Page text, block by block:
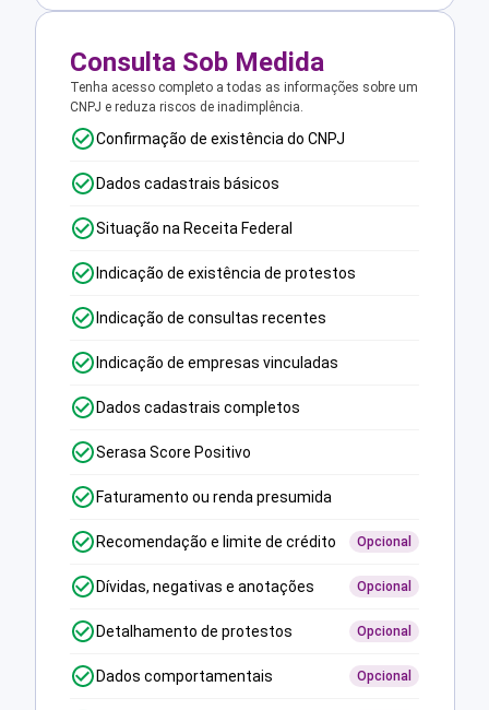
Consulta Sob Medida
Tenha acesso completo a todas as informações sobre um
CNPJ e reduza riscos de inadimplência.
Confirmação de existência do CNPJ
Dados cadastrais básicos
Situação na Receita Federal
Indicação de existência de protestos
Indicação de consultas recentes
Indicação de empresas vinculadas
Dados cadastrais completos
Serasa Score Positivo
Faturamento ou renda presumida
Recomendação e limite de crédito Opcional
Dívidas, negativas e anotações Opcional
Detalhamento de protestos Opcional
Dados comportamentais Opcional